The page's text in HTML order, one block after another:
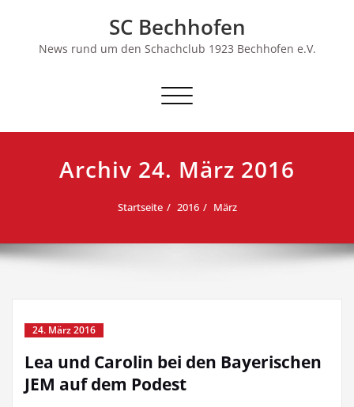
SC Bechhofen
News rund um den Schachclub 1923 Bechhofen e.V.
Schalte
Archiv 24. März 2016
Startseite 2016 März
24. März 2016
Lea und Carolin bei den Bayerischen
JEM auf dem Podest